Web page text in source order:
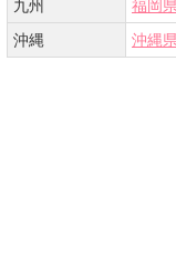
九州
福岡
沖縄
沖縄